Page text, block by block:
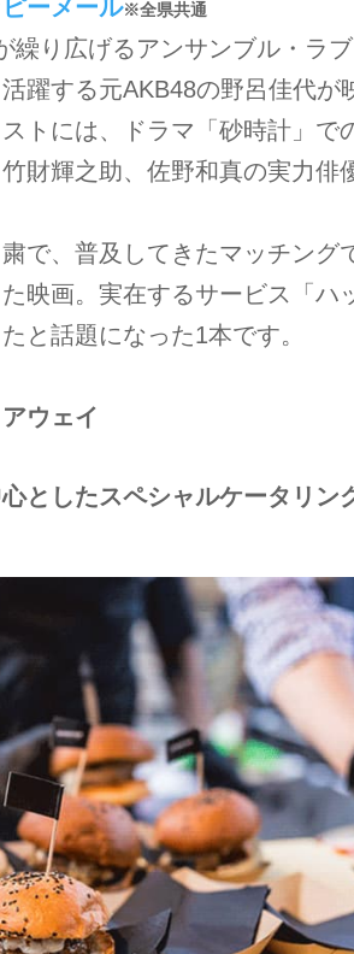
ーメール※全県共通
繰り広げるアンサンブル・ラ
躍する元AKB48の野呂佳代が
トには、ドラマ「砂時計」で
財輝之助、佐野和真の実力俳
で、普及してきたマッチング
映画。実在するサービス「ハ
と話題になった1本です。
ウェイ
としたスペシャルケータリン